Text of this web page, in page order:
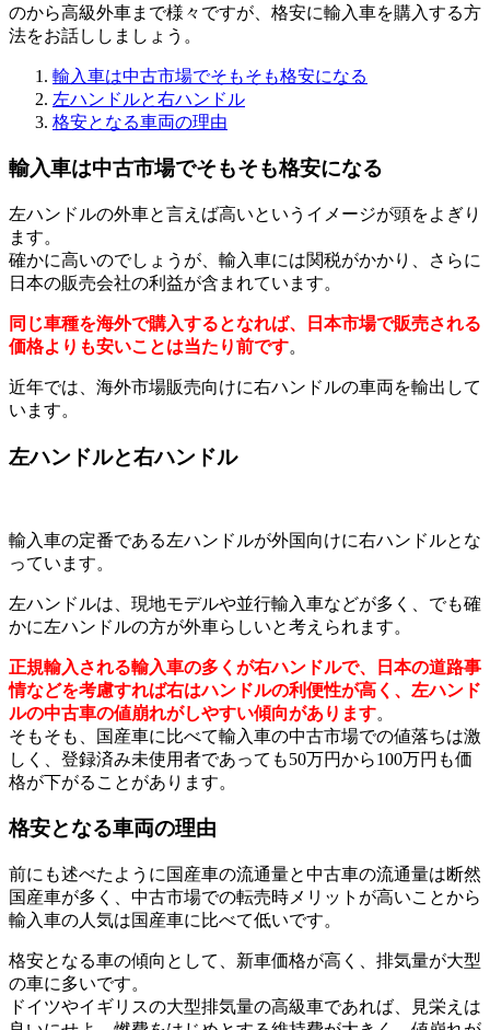
のから高級外車まで様々ですが、格安に輸入車を購入する方
法をお話ししましょう。
輸入車は中古市場でそもそも格安になる
左ハンドルと右ハンドル
格安となる車両の理由
輸入車は中古市場でそもそも格安になる
左ハンドルの外車と言えば高いというイメージが頭をよぎり
ます。
確かに高いのでしょうが、輸入車には関税がかかり、さらに
日本の販売会社の利益が含まれています。
同じ車種を海外で購入するとなれば、日本市場で販売される
価格よりも安いことは当たり前です。
近年では、海外市場販売向けに右ハンドルの車両を輸出して
います。
左ハンドルと右ハンドル
輸入車の定番である左ハンドルが外国向けに右ハンドルとな
っています。
左ハンドルは、現地モデルや並行輸入車などが多く、でも確
かに左ハンドルの方が外車らしいと考えられます。
正規輸入される輸入車の多くが右ハンドルで、日本の道路事
情などを考慮すれば右はハンドルの利便性が高く、左ハンド
ルの中古車の値崩れがしやすい傾向があります。
そもそも、国産車に比べて輸入車の中古市場での値落ちは激
しく、登録済み未使用者であっても50万円から100万円も価
格が下がることがあります。
格安となる車両の理由
前にも述べたように国産車の流通量と中古車の流通量は断然
国産車が多く、中古市場での転売時メリットが高いことから
輸入車の人気は国産車に比べて低いです。
格安となる車の傾向として、新車価格が高く、排気量が大型
の車に多いです。
ドイツやイギリスの大型排気量の高級車であれば、見栄えは